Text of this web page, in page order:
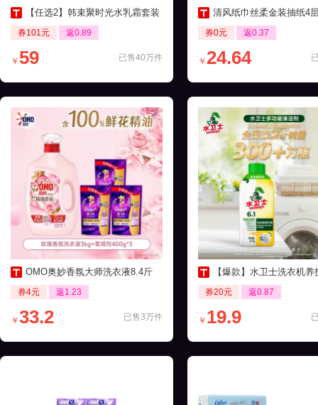
【任选2】韩束聚时光水乳霜套装
券101元 返0.89
已售40万件
￥ 59
清风纸巾丝柔金装抽纸4层24包家
券0元 返0.37
￥ 24.64
OMO奥妙香氛大师洗衣液8.4斤
券4元 返1.23
已售3万件
￥ 33.2
【爆款】水卫士洗衣机养护液
券20元 返0.87
￥ 19.9